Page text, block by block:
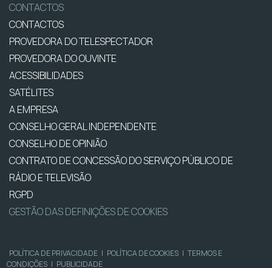
CONTACTOS
CONTACTOS
PROVEDORA DO TELESPECTADOR
PROVEDORA DO OUVINTE
ACESSIBILIDADES
SATÉLITES
A EMPRESA
CONSELHO GERAL INDEPENDENTE
CONSELHO DE OPINIÃO
CONTRATO DE CONCESSÃO DO SERVIÇO PÚBLICO DE
RÁDIO E TELEVISÃO
RGPD
GESTÃO DAS DEFINIÇÕES DE COOKIES
POLÍTICA DE PRIVACIDADE | POLÍTICA DE COOKIES | TERMOS E
CONDIÇÕES | PUBLICIDADE